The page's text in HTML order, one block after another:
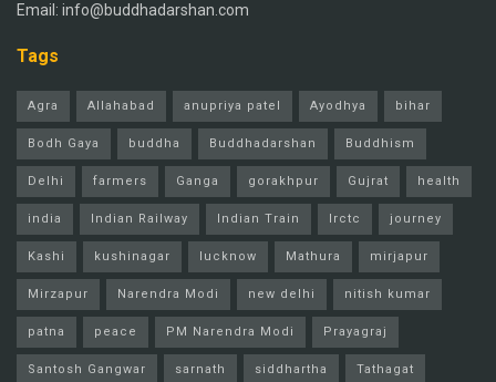
Email: info@buddhadarshan.com
Tags
Agra Allahabad anupriya patel Ayodhya bihar
Bodh Gaya buddha Buddhadarshan Buddhism
Delhi farmers Ganga gorakhpur Gujrat health
india Indian Railway Indian Train Irctc journey
Kashi kushinagar lucknow Mathura mirjapur
Mirzapur Narendra Modi new delhi nitish kumar
patna peace PM Narendra Modi Prayagraj
Santosh Gangwar sarnath siddhartha Tathagat